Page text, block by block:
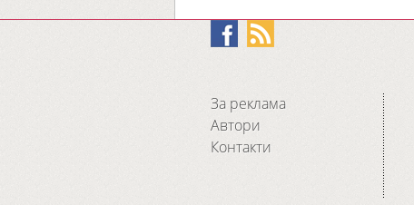
За реклама
Автори
Контакти